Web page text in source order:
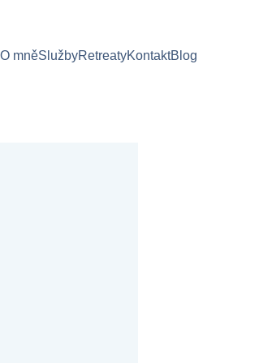
O mněSlužbyRetreatyKontaktBlog